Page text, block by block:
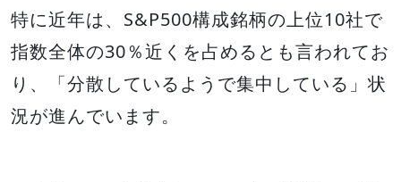
特に近年は、S&P500構成銘柄の上位10社で
指数全体の30％近くを占めるとも言われてお
り、「分散しているようで集中している」状
況が進んでいます。